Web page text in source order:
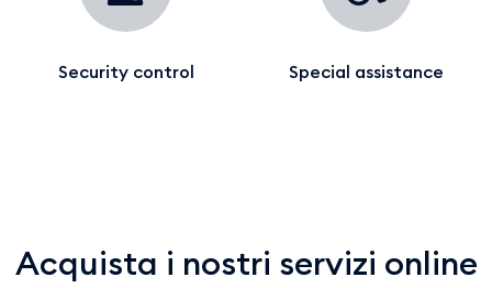
Security control Special assistance
Acquista i nostri servizi online